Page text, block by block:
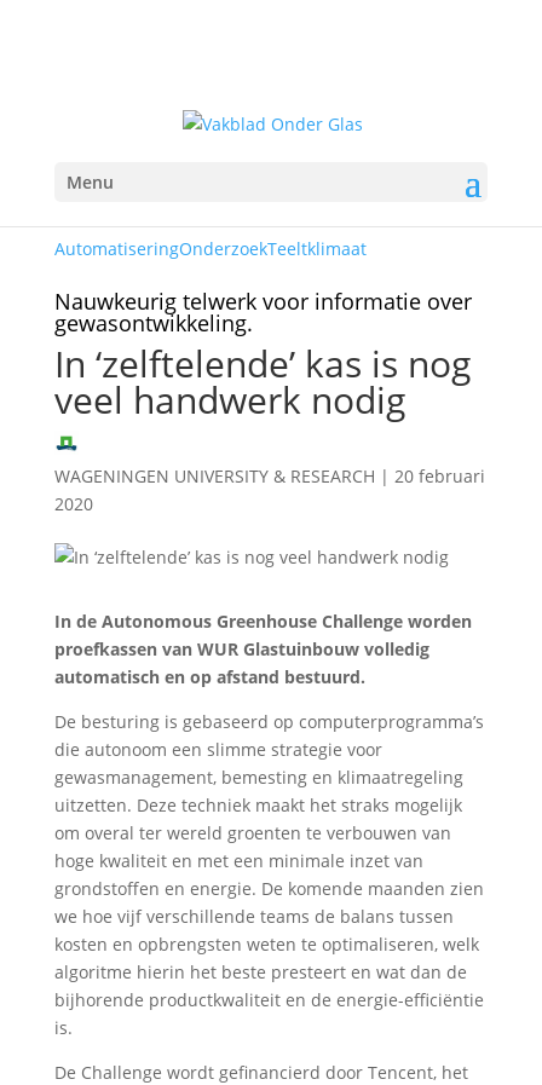
Menu
AutomatiseringOnderzoekTeeltklimaat
Nauwkeurig telwerk voor informatie over
gewasontwikkeling.
In ‘zelftelende’ kas is nog
veel handwerk nodig
WAGENINGEN UNIVERSITY & RESEARCH | 20 februari
2020
In de Autonomous Greenhouse Challenge worden
proefkassen van WUR Glastuinbouw volledig
automatisch en op afstand bestuurd.
De besturing is gebaseerd op computerprogramma’s
die autonoom een slimme strategie voor
gewasmanagement, bemesting en klimaatregeling
uitzetten. Deze techniek maakt het straks mogelijk
om overal ter wereld groenten te verbouwen van
hoge kwaliteit en met een minimale inzet van
grondstoffen en energie. De komende maanden zien
we hoe vijf verschillende teams de balans tussen
kosten en opbrengsten weten te optimaliseren, welk
algoritme hierin het beste presteert en wat dan de
bijhorende productkwaliteit en de energie-efficiëntie
is.
De Challenge wordt gefinancierd door Tencent, het